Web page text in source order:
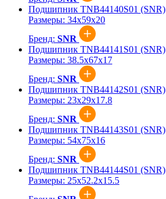
Подшипник TNB44140S01 (SNR)
Размеры: 34x59x20
Бренд: SNR
Подшипник TNB44141S01 (SNR)
Размеры: 38.5x67x17
Бренд: SNR
Подшипник TNB44142S01 (SNR)
Размеры: 23x29x17.8
Бренд: SNR
Подшипник TNB44143S01 (SNR)
Размеры: 54x75x16
Бренд: SNR
Подшипник TNB44144S01 (SNR)
Размеры: 25x52.2x15.5